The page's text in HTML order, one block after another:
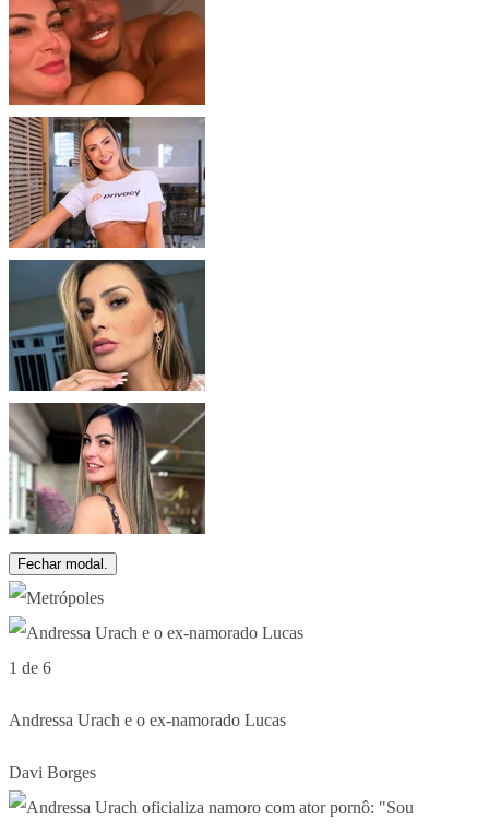
Fechar modal.
1 de 6
Andressa Urach e o ex-namorado Lucas
Davi Borges